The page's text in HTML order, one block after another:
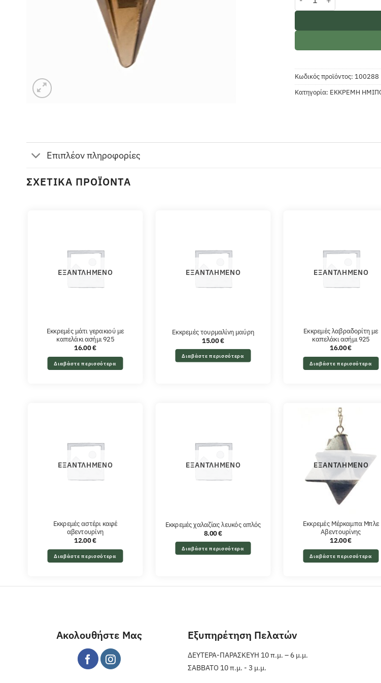
Κωδικός προϊόντος: 100288
Κατηγορία: ΕΚΚΡΕΜΗ
Επιπλέον πληροφορίες
ΣΧΕΤΙΚΆ ΠΡΟΪΌΝΤΑ
ΕΞΑΝΤΛΗΜΈΝΟ
Εκκρεμές μάτι γερακιού με
καπελάκι ασήμι 925
16.00€
Διαβάστε περισσότερα
ΕΞΑΝΤΛΗΜΈΝΟ
Εκκρεμές τουρμαλίνη μαύρη
15.00€
Διαβάστε περισσότερα
ΕΞΑΝΤΛΗΜΈΝΟ
Εκκρεμές λαβραδορίτη με
καπελάκι ασήμι 925
16.00€
Διαβάστε περισσότερα
ΕΞΑΝΤΛΗΜΈΝΟ
Εκκρεμές αστέρι καφέ
αβεντουρίνη
12.00€
Διαβάστε περισσότερα
ΕΞΑΝΤΛΗΜΈΝΟ
Εκκρεμές χαλαζίας λευκός απλός
8.00€
Διαβάστε περισσότερα
ΕΞΑΝΤΛΗΜΈΝΟ
Εκκρεμές Μέρκαμπα Μπλε
Αβεντουρίνης
12.00€
Διαβάστε περισσότερα
Ακολουθήστε Μας Εξυπηρέτηση Πελατών
ΔΕΥΤΕΡΑ-ΠΑΡΑΣΚΕΥΗ 10 π.μ. – 6 μ.μ.
ΣΑΒΒΑΤΟ 10 π.μ. - 3 μ.μ.